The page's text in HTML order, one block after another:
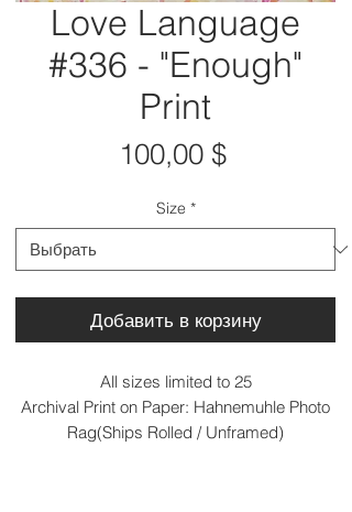
Love Language
#336 - "Enough"
Print
100,00 $Цена
Size *
Добавить в корзину
All sizes limited to 25
Archival Print on Paper: Hahnemuhle Photo
Rag(Ships Rolled / Unframed)